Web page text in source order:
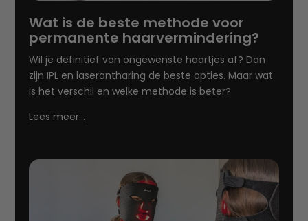
Wat is de beste methode voor
permanente haarvermindering?
Wil je definitief van ongewenste haartjes af? Dan
zijn IPL en laserontharing de beste opties. Maar wat
is het verschil en welke methode is beter?
Lees meer…